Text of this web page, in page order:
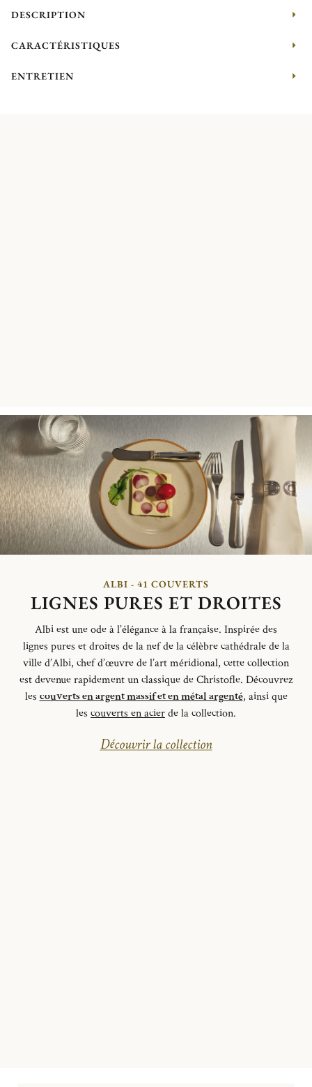
DESCRIPTION
CARACTÉRISTIQUES
ENTRETIEN
ALBI - 41 COUVERTS
LIGNES PURES ET DROITES
Albi est une ode à l’élégance à la française. Inspirée des
lignes pures etdroites de la nef de la célèbre cathédrale de la
ville d’Albi, chef d’œuvre de l’art méridional, cette collection
est devenuerapidement un classique de Christofle. Découvrez
les couverts en argent massif et en métal argenté, ainsi que
les couverts en acierde la collection.
Découvrir la collection